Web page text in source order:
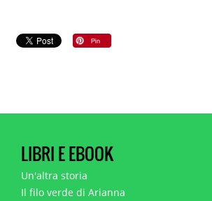
LIBRI E EBOOK
Un'altra storia
Il filo verde di Arianna